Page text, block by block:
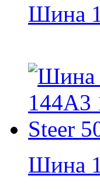
Шина
Шина